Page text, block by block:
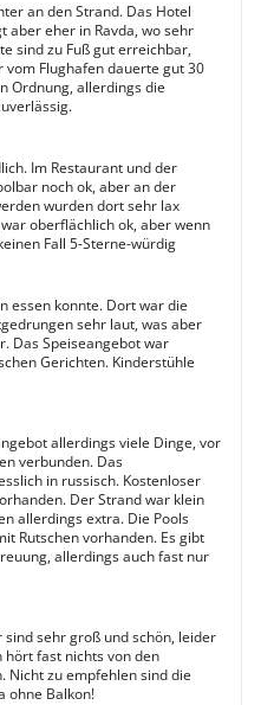
an den Strand. Das Hotel
aber eher in Ravda, wo sehr
sind zu Fuß gut erreichbar,
Flughafen dauerte gut 30
Ordnung, allerdings die
Im Restaurant und der
noch ok, aber an der
wurden dort sehr lax
oberflächlich ok, aber wenn
Fall 5-Sterne-würdig
essen konnte. Dort war die
sehr laut, was aber
Das Speiseangebot war
Gerichten. Kinderstühle
allerdings viele Dinge, vor
verbunden. Das
in russisch. Kostenloser
Der Strand war klein
allerdings extra. Die Pools
Rutschen vorhanden. Es gibt
allerdings auch fast nur
sehr groß und schön, leider
fast nichts von den
Nicht zu empfehlen sind die
ohne Balkon!